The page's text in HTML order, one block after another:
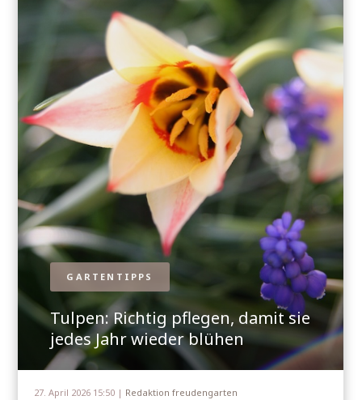
GARTENTIPPS
Tulpen: Richtig pflegen, damit sie
jedes Jahr wieder blühen
27. April 2026 15:50 | Redaktion freudengarten